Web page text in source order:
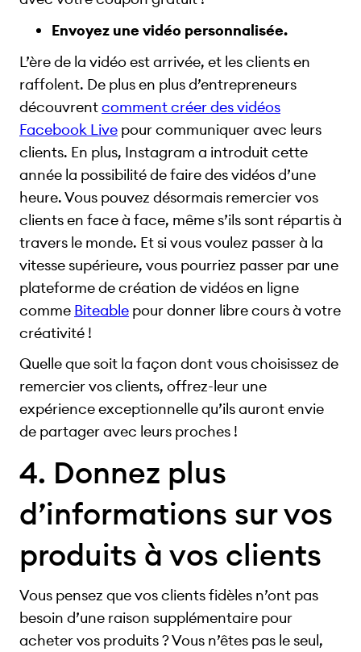
Envoyez une vidéo personnalisée.
L’ère de la vidéo est arrivée, et les clients en
raffolent. De plus en plus d’entrepreneurs
découvrentcomment créer des vidéos
Facebook Live pour communiquer avec leurs
clients. En plus, Instagram a introduit cette
année la possibilité de faire des vidéos d’une
heure. Vous pouvez désormais remercier vos
clients en face à face, même s’ils sont répartis à
travers le monde. Et si vous voulez passer à la
vitesse supérieure, vous pourriez passer par une
plateforme de création de vidéos en ligne
comme Biteable pour donner libre cours à votre
créativité !
Quelle que soit la façon dont vous choisissez de
remercier vos clients, offrez-leur une
expérience exceptionnelle qu’ils auront envie
de partager avec leurs proches !
4. Donnez plus
d’informations sur vos
produits à vos clients
Vous pensez que vos clients fidèles n’ont pas
besoin d’une raison supplémentaire pour
acheter vos produits ? Vous n’êtes pas le seul,